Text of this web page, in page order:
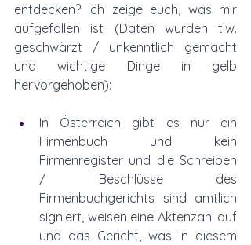
entdecken? Ich zeige euch, was mir
aufgefallen ist (Daten wurden tlw.
geschwärzt / unkenntlich gemacht
und wichtige Dinge in gelb
hervorgehoben):
In Österreich gibt es nur ein
Firmenbuch und kein
Firmenregister und die Schreiben
/ Beschlüsse des
Firmenbuchgerichts sind amtlich
signiert, weisen eine Aktenzahl auf
und das Gericht, was in diesem